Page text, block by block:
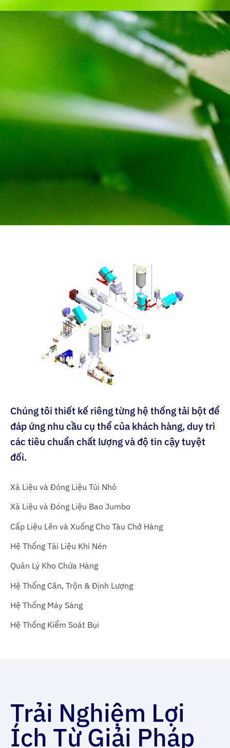
Chúng tôi thiết kế riêng từng hệ thống tải bột để
đáp ứng nhu cầu cụ thể của khách hàng, duy trì
các tiêu chuẩn chất lượng và độ tin cậy tuyệt
đối.
Xả Liệu và Đóng Liệu Túi Nhỏ
Xả Liệu và Đóng Liệu Bao Jumbo
Cấp Liệu Lên và Xuống Cho Tàu Chở Hàng
Hệ Thống Tải Liệu Khí Nén
Quản Lý Kho Chứa Hàng
Hệ Thống Cân, Trộn & Định Lượng
Hệ Thống Máy Sàng
Hệ Thống Kiểm Soát Bụi
Trải Nghiệm Lợi
Ích Từ Giải Pháp